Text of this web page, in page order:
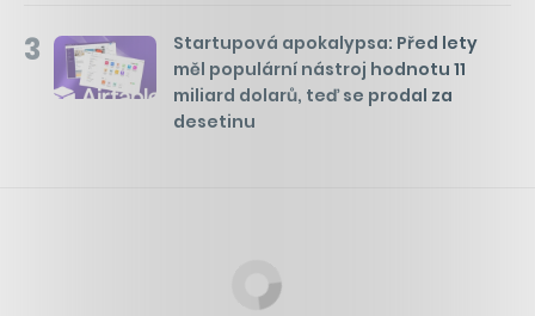
3
Startupová apokalypsa: Před lety
měl populární nástroj hodnotu 11
miliard dolarů, teď se prodal za
desetinu